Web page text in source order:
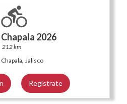
2026
212 km
Chapala, Jalisco
Regístrate